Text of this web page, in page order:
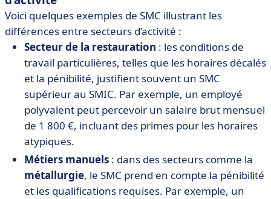
Voici quelques exemples de SMC illustrant les
différences entre secteurs d’activité :
Secteur de la restauration : les conditions de
travail particulières, telles que les horaires décalés
et la pénibilité, justifient souvent un SMC
supérieur au SMIC. Par exemple, un employé
polyvalent peut percevoir un salaire brut mensuel
de 1 800 €, incluant des primes pour les horaires
atypiques.
Métiers manuels : dans des secteurs comme la
métallurgie, le SMC prend en compte la pénibilité
et les qualifications requises. Par exemple, un